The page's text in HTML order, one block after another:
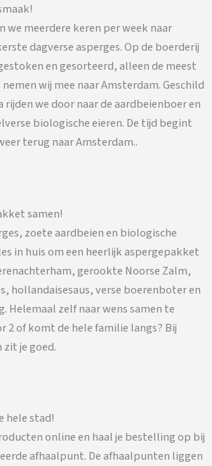
we meerdere keren per week naar
dagverse asperges. Op de boerderij
en gesorteerd, alleen de meest
wij mee naar Amsterdam. Geschild
rijden we door naar de aardbeienboer en
biologische eieren. De tijd begint
terug naar Amsterdam..
samen!
zoete aardbeien en biologische
in huis om een heerlijk aspergepakket
gerookte Noorse Zalm,
hollandaisesaus, verse boerenboter en
Helemaal zelf naar wens samen te
2 of komt de hele familie langs? Bij
je goed.
hele stad!
online en haal je bestelling op bij
afhaalpunt. De afhaalpunten liggen